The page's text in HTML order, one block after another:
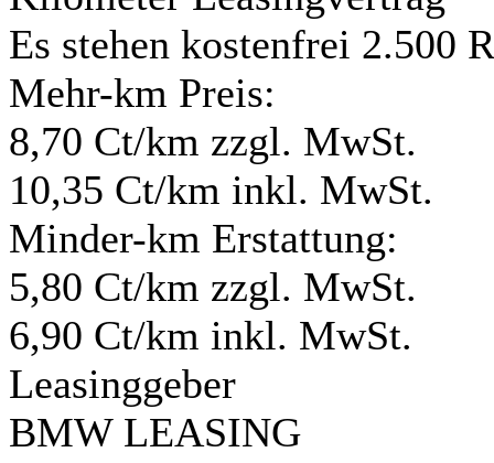
Es stehen kostenfrei 2.500
Mehr-km Preis:
8,70 Ct/km zzgl. MwSt.
10,35 Ct/km inkl. MwSt.
Minder-km Erstattung:
5,80 Ct/km zzgl. MwSt.
6,90 Ct/km inkl. MwSt.
Leasinggeber
BMW LEASING